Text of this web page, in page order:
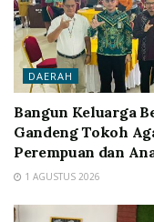
DAERAH
Bangun Keluarga
Gandeng Tokoh
Perempuan dan
1 AGUSTUS 2026